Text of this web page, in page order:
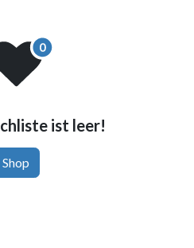
ist leer!
Shop